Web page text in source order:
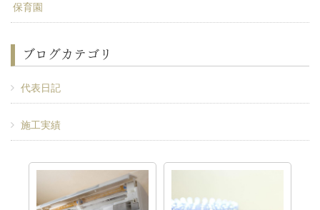
保育園
ブログカテゴリ
代表日記
施工実績